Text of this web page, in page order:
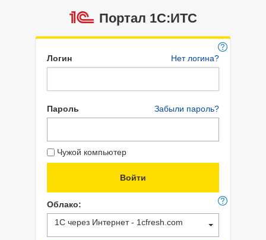
Портал 1C:ИТС
Логин Нет логина?
Пароль Забыли пароль?
Чужой компьютер
Облако:
1С через Интернет - 1cfresh.com